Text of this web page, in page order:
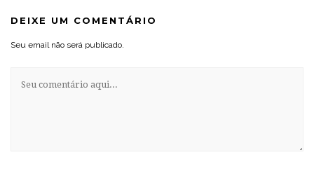
DEIXE UM COMENTÁRIO
Seu email não será publicado.